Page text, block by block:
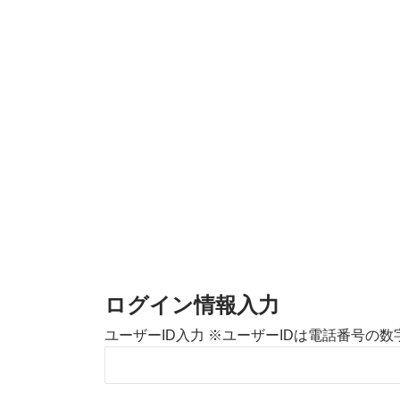
ログイン情報入力
ユーザーID入力 ※ユーザーIDは電話番号の数